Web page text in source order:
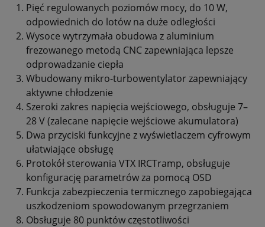
Pięć regulowanych poziomów mocy, do 10 W,
odpowiednich do lotów na duże odległości
Wysoce wytrzymała obudowa z aluminium
frezowanego metodą CNC zapewniająca lepsze
odprowadzanie ciepła
Wbudowany mikro-turbowentylator zapewniający
aktywne chłodzenie
Szeroki zakres napięcia wejściowego, obsługuje 7–
28 V (zalecane napięcie wejściowe akumulatora)
Dwa przyciski funkcyjne z wyświetlaczem cyfrowym
ułatwiające obsługę
Protokół sterowania VTX IRCTramp, obsługuje
konfigurację parametrów za pomocą OSD
Funkcja zabezpieczenia termicznego zapobiegająca
uszkodzeniom spowodowanym przegrzaniem
Obsługuje 80 punktów częstotliwości